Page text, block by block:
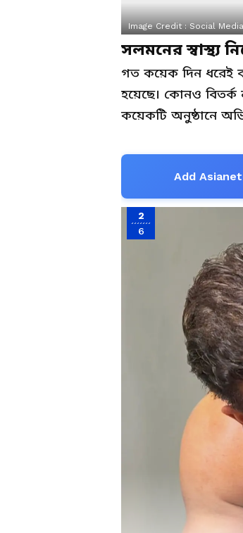
Image Credit :Social Media
সলমনের স্বাস্থ্য
গত কয়েক দিন ধরেই
হয়েছে। কোনও বিতর্ক
কয়েকটি অনুষ্ঠানে
Add
2
6